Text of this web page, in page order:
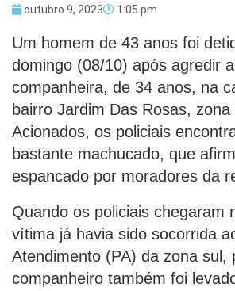
outubro 9, 2023 1:05 pm
Um homem de 43 anos foi
domingo (08/10) após agredir
companheira, de 34 anos, na
bairro Jardim Das Rosas,
Acionados, os policiais
bastante machucado, que
espancado por moradores da
Quando os policiais chegaram
vítima já havia sido socorrida
Atendimento (PA) da zona sul,
companheiro também foi